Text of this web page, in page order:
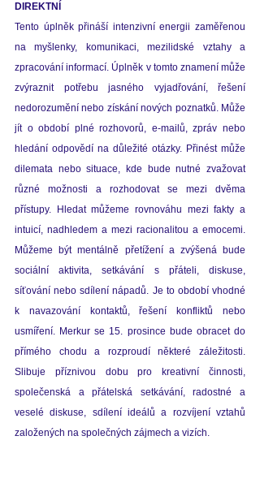
DIREKTNÍ
Tento úplněk přináší intenzivní energii zaměřenou
na myšlenky, komunikaci, mezilidské vztahy a
zpracování informací. Úplněk v tomto znamení může
zvýraznit potřebu jasného vyjadřování, řešení
nedorozumění nebo získání nových poznatků. Může
jít o období plné rozhovorů, e-mailů, zpráv nebo
hledání odpovědí na důležité otázky. Přinést může
dilemata nebo situace, kde bude nutné zvažovat
různé možnosti a rozhodovat se mezi dvěma
přístupy. Hledat můžeme rovnováhu mezi fakty a
intuicí, nadhledem a mezi racionalitou a emocemi.
Můžeme být mentálně přetížení a zvýšená bude
sociální aktivita, setkávání s přáteli, diskuse,
síťování nebo sdílení nápadů. Je to období vhodné
k navazování kontaktů, řešení konfliktů nebo
usmíření. Merkur se 15. prosince bude obracet do
přímého chodu a rozproudí některé záležitosti.
Slibuje příznivou dobu pro kreativní činnosti,
společenská a přátelská setkávání, radostné a
veselé diskuse, sdílení ideálů a rozvíjení vztahů
založených na společných zájmech a vizích.